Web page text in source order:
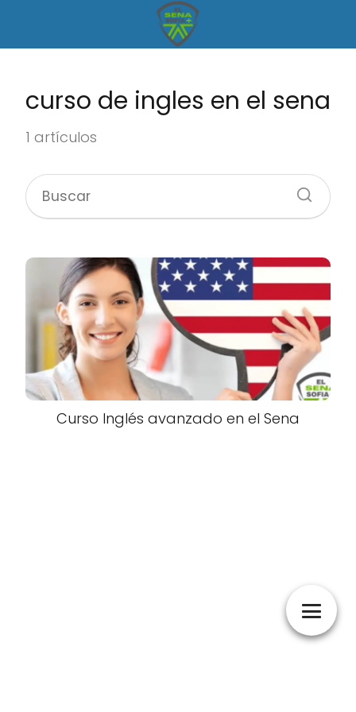
curso de ingles en el sena
1 artículos
Curso Inglés avanzado en el Sena